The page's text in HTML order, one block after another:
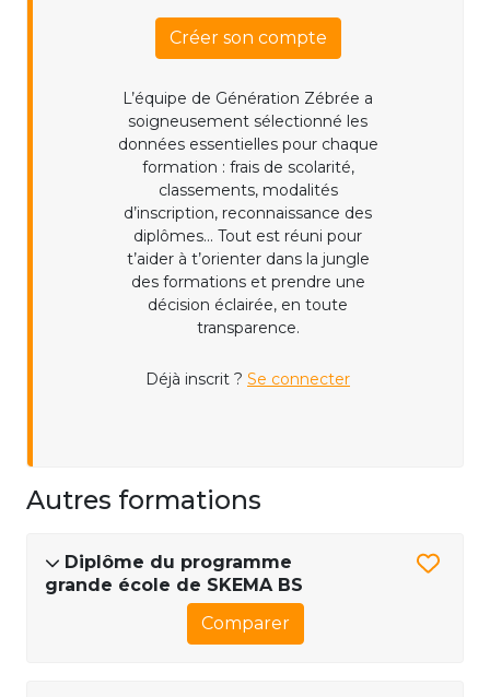
Créer son compte
L’équipe de Génération Zébrée a
soigneusement sélectionné les
données essentielles pour chaque
formation : frais de scolarité,
classements, modalités
d’inscription, reconnaissance des
diplômes... Tout est réuni pour
t’aider à t’orienter dans la jungle
des formations et prendre une
décision éclairée, en toute
transparence.
Déjà inscrit ? Se connecter
Autres formations
Diplôme du programme
grande école de SKEMA BS
Comparer